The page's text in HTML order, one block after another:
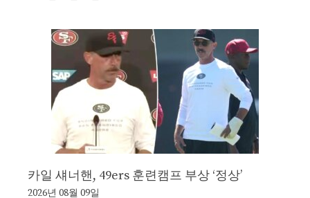
카일 섀너핸, 49ers 훈련캠프 부상 ‘정상’
2026년 08월 09일